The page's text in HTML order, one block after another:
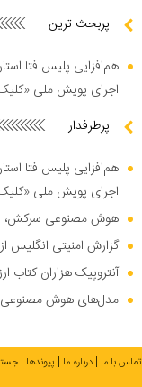
پربحث ترین
هم‌افزایی پلیس فتا
اجرای پویش ملی
پرطرفدار
هم‌افزایی پلیس فتا
اجرای پویش ملی
هوش مصنوعی سرکش،
گزارش امنیتی انگلیس
آنتروپیک هزاران کتاب
مدل‌های هوش مصنوعی،
تماس با ما درباره ما پیوندها